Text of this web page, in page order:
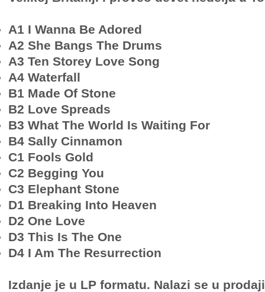
A1 I Wanna Be Adored
A2 She Bangs The Drums
A3 Ten Storey Love Song
A4 Waterfall
B1 Made Of Stone
B2 Love Spreads
B3 What The World Is Waiting For
B4 Sally Cinnamon
C1 Fools Gold
C2 Begging You
C3 Elephant Stone
D1 Breaking Into Heaven
D2 One Love
D3 This Is The One
D4 I Am The Resurrection
Izdanje je u LP formatu. Nalazi se u